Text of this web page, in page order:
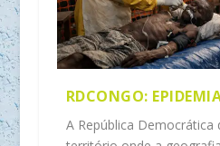
RDCONGO:
A República